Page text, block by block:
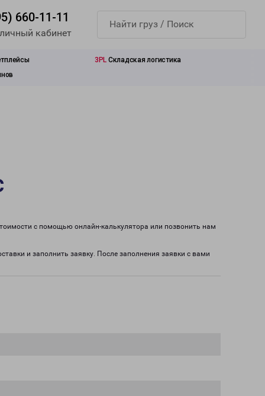
660-11-11
кабинет
3PL Складская логистика
с помощью онлайн-калькулятора или позвонить нам
и заполнить заявку. После заполнения заявки с вами